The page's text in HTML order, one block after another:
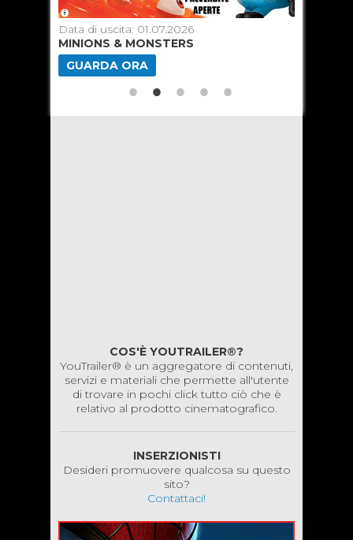
Data di uscita: 01.07.2026
MINIONS & MONSTERS
GUARDA ORA
COS'È YOUTRAILER®?
YouTrailer® è un aggregatore di contenuti,
servizi e materiali che permette all'utente
di trovare in pochi click tutto ciò che è
relativo al prodotto cinematografico.
INSERZIONISTI
Desideri promuovere qualcosa su questo
sito?
Contattaci!